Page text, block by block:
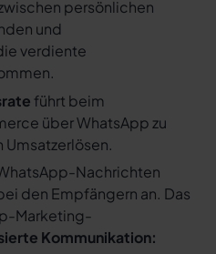
persönlichen
und
verdiente
führt beim
über WhatsApp zu
Nachrichten
den Empfängern an. Das
Marketing-
Kommunikation: